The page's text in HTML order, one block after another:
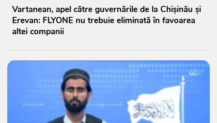
Vartanean, apel către guvernările de la Chișinău și
Erevan: FLYONE nu trebuie eliminată în favoarea
altei companii